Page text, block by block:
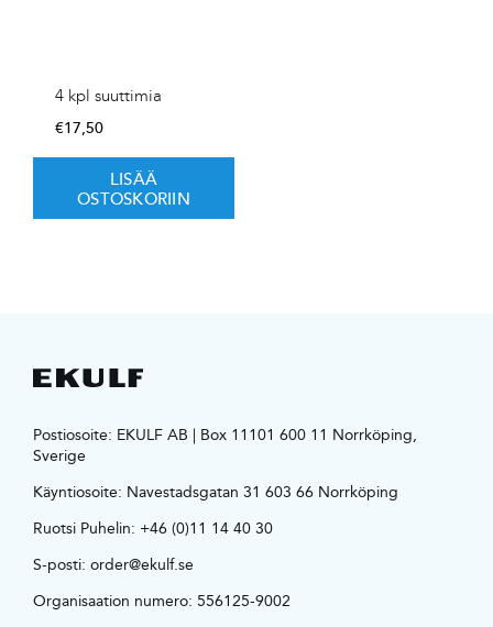
4 kpl suuttimia
€17,50
LISÄÄ
OSTOSKORIIN
Postiosoite: EKULF AB | Box 11101 600 11 Norrköping,
Sverige
Käyntiosoite: Navestadsgatan 31 603 66 Norrköping
Ruotsi Puhelin: +46 (0)11 14 40 30
S-posti: order@ekulf.se
Organisaation numero: 556125-9002